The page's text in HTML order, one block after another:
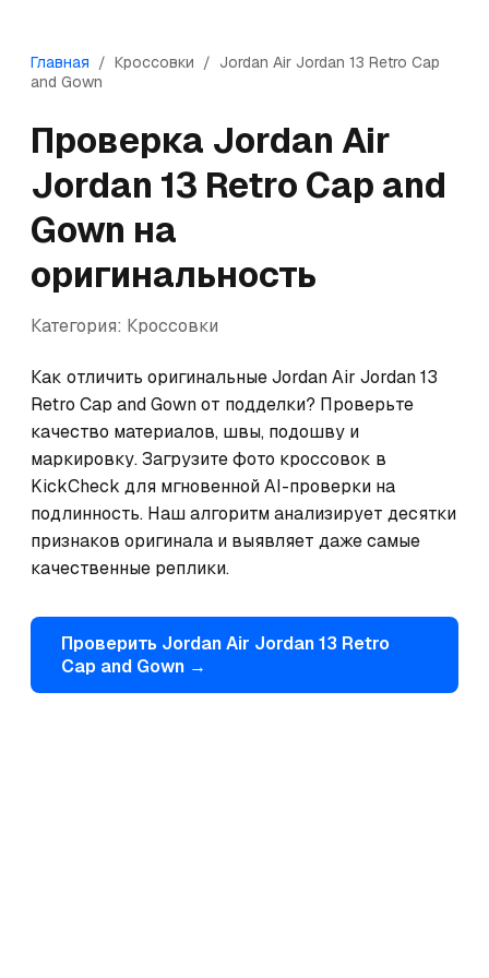
Главная / Кроссовки / Jordan Air Jordan 13 Retro Cap
and Gown
Проверка Jordan Air
Jordan 13 Retro Cap and
Gown на
оригинальность
Категория: Кроссовки
Как отличить оригинальные Jordan Air Jordan 13
Retro Cap and Gown от подделки? Проверьте
качество материалов, швы, подошву и
маркировку. Загрузите фото кроссовок в
KickCheck для мгновенной AI-проверки на
подлинность. Наш алгоритм анализирует десятки
признаков оригинала и выявляет даже самые
качественные реплики.
Проверить JordanAir Jordan 13 Retro
Cap and Gown →